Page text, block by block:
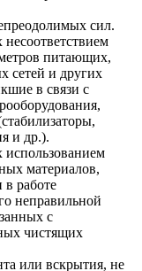
сил.
питающих,
сетей и других
в связи с
и др.).
материалов,
работе
неправильной
с
чистящих
или вскрытия, не